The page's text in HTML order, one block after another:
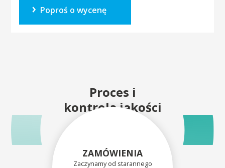
Poproś o wycenę
Proces i
kontrola jakości
ZAMÓWIENIA
Zaczynamy od starannego